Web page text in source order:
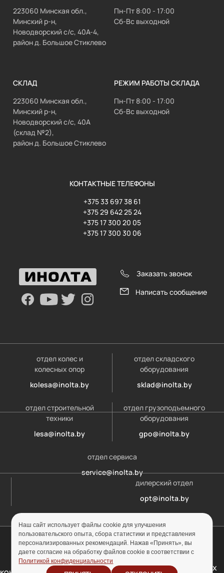
223060 Минская обл.,
Минский р-н,
Новодворский с/с, 40А-4,
район д. Большое Стиклево
Пн-Пт 8:00 - 17:00
Сб-Вс выходной
СКЛАД
223060 Минская обл.,
Минский р-н,
Новодворский с/с, 40А
(склад №2),
район д. Большое Стиклево
РЕЖИМ РАБОТЫ СКЛАДА
Пн-Пт 8:00 - 17:00
Сб-Вс выходной
КОНТАКТНЫЕ ТЕЛЕФОНЫ
+375 33 697 38 61
+375 29 642 25 24
+375 17 300 20 05
+375 17 300 30 06
Заказать звонок
Написать сообщение
отдел колес и
колесных опор
kolesa@inolta.by
отдел складского
оборудования
sklad@inolta.by
отдел строительной
техники
lesa@inolta.by
отдел грузоподъемного
оборудования
gpo@inolta.by
отдел сервиса
service@inolta.by
дилерский отдел
opt@inolta.by
© ООО «Инолта» 2010-2026 г. УНП 691302759
Политика
обработку персональных
Наш сайт использует файлы cookie для улучшения
пользовательского опыта, сбора статистики и представления
персонализированных рекомендаций. Нажав «Принять», вы
даете согласие на обработку файлов cookie в соответствии с
Политикой конфиденциальности